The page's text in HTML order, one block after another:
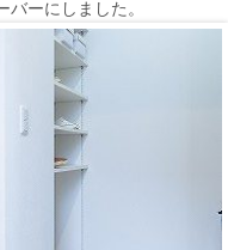
ーにしました。